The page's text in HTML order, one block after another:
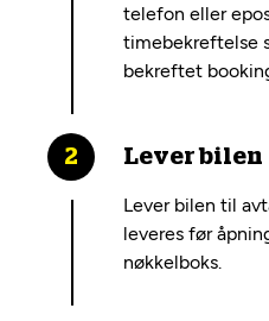
telefon eller
timebekreftelse
bekreftet
Lever bilen
Lever bilen til
leveres før
nøkkelboks.